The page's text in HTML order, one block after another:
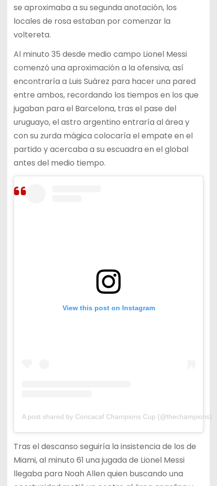
se aproximaba a su segunda anotación, los
locales de rosa estaban por comenzar la
voltereta.
Al minuto 35 desde medio campo Lionel Messi
comenzó una aproximación a la ofensiva, así
encontraría a Luis Suárez para hacer una pared
entre ambos, recordando los tiempos en los que
jugaban para el Barcelona, tras el pase del
uruguayo, el astro argentino entraría al área y
con su zurda mágica colocaría el empate en el
partido y acercaba a su escuadra en el global
antes del medio tiempo.
View this post on Instagram
A post shared by Concacaf Champions Cup (@thechampions)
Tras el descanso seguiría la insistencia de los de
Miami, al minuto 61 una jugada de Lionel Messi
llegaba para Noah Allen quien buscando una